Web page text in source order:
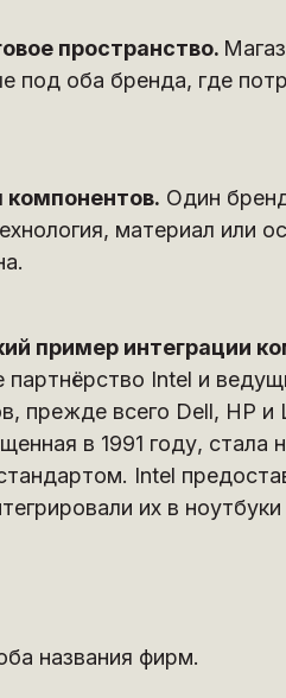
пространство.
под оба бренда, где
компонентов. Один
материал или
пример интеграции
партнёрство Intel и
прежде всего Dell, HP и
в 1991 году, стала
Intel
их в
названия фирм.